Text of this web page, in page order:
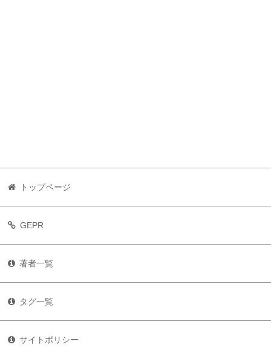
トップページ
GEPR
著者一覧
タグ一覧
サイトポリシー